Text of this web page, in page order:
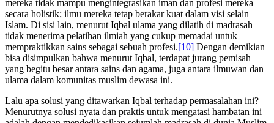
mereka tidak mampu mengintegrasikan iman dan profesi mereka
secara holistik; ilmu mereka tetap berakar kuat dalam visi selain
Islam. Di sisi lain, menurut Iqbal ulama yang dilatih di madrasah
tidak menerima pelatihan ilmiah yang cukup memadai untuk
mempraktikkan sains sebagai sebuah profesi.[10] Dengan demikian
bisa disimpulkan bahwa menurut Iqbal, terdapat jurang pemisah
yang begitu besar antara sains dan agama, juga antara ilmuwan dan
ulama dalam komunitas muslim dewasa ini.
Lalu apa solusi yang ditawarkan Iqbal terhadap permasalahan ini?
Menurutnya solusi nyata dan praktis untuk mengatasi hambatan ini